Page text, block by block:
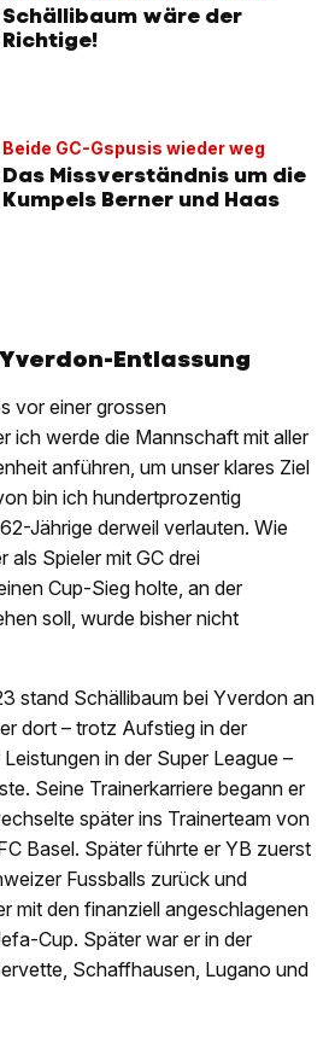
Schällibaum wäre der
Richtige!
Beide GC-Gspusis wieder weg
Das Missverständnis um die
Kumpels Berner und Haas
Entlassung
vor einer grossen
ich werde die Mannschaft mit aller
anführen, um unser klares Ziel
bin ich hundertprozentig
Jährige derweil verlauten. Wie
als Spieler mit GC drei
Cup-Sieg holte, an der
soll, wurde bisher nicht
stand Schällibaum bei Yverdon an
dort – trotz Aufstieg in der
in der Super League –
Seine Trainerkarriere begann er
später ins Trainerteam von
Basel. Später führte er YB zuerst
Fussballs zurück und
mit den finanziell angeschlagenen
Cup. Später war er in der
Schaffhausen, Lugano und